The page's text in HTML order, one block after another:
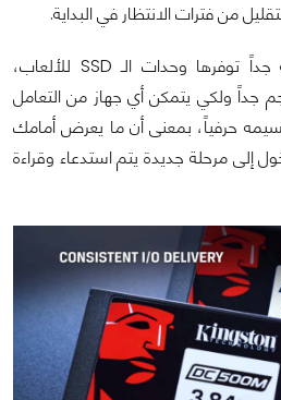
من فترات الانتظار في البداية.
لكن توجد نقطة أخرى هامة جداً توفرها وحدات الـ SSD للألعاب،
جداً ولكي يتمكن أي جهاز من التعامل
حرفياً، بمعنى أن ما يعرض أمامك
إلى مرحلة جديدة يتم استدعاء وقراءة